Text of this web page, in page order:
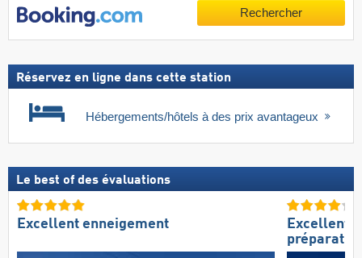
Rechercher
Réservez en ligne dans cette station
Hébergements/hôtels à des prix avantageux
Le best of des évaluations
Excellent enneigement
Excellente